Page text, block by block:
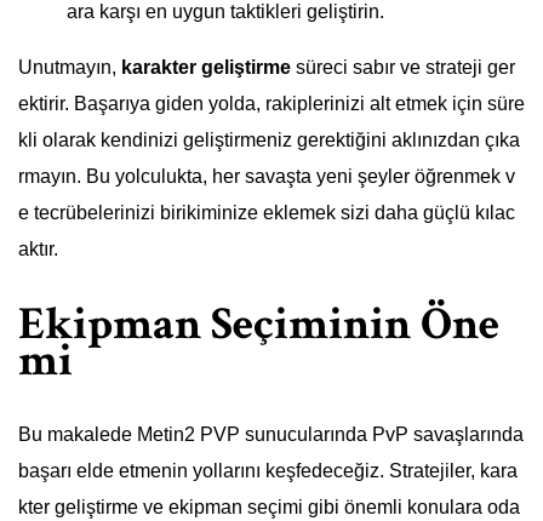
ara karşı en uygun taktikleri geliştirin.
Unutmayın, karakter geliştirme süreci sabır ve strateji ger
ektirir. Başarıya giden yolda, rakiplerinizi alt etmek için süre
kli olarak kendinizi geliştirmeniz gerektiğini aklınızdan çıka
rmayın. Bu yolculukta, her savaşta yeni şeyler öğrenmek v
e tecrübelerinizi birikiminize eklemek sizi daha güçlü kılac
aktır.
Ekipman Seçiminin Öne
mi
Bu makalede Metin2 PVP sunucularında PvP savaşlarında
başarı elde etmenin yollarını keşfedeceğiz. Stratejiler, kara
kter geliştirme ve ekipman seçimi gibi önemli konulara oda